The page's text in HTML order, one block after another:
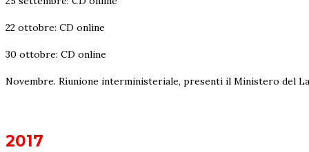
22 ottobre: CD online
30 ottobre: CD online
Novembre. Riunione interministeriale, presenti il Ministero del
2017